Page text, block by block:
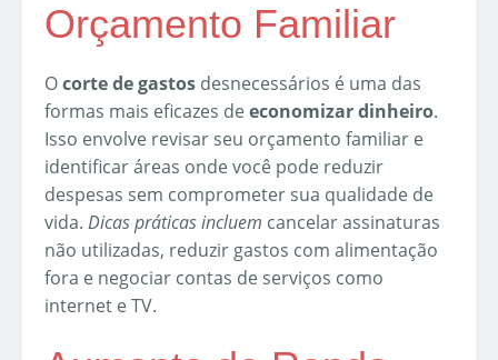
Orçamento Familiar
Ocorte de gastos desnecessários é uma das
formas mais eficazes deeconomizar dinheiro.
Isso envolve revisar seu orçamento familiar e
identificar áreas onde você pode reduzir
despesas sem comprometer sua qualidade de
vida. Dicas práticas incluem cancelar assinaturas
não utilizadas, reduzir gastos com alimentação
fora e negociar contas de serviços como
internet e TV.